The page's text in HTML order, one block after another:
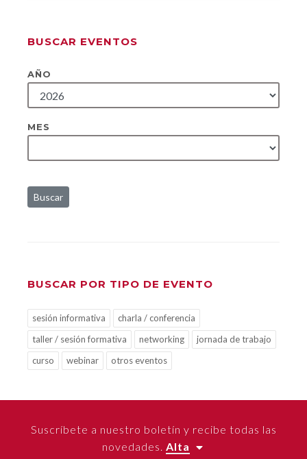
BUSCAR EVENTOS
AÑO
MES
Buscar
BUSCAR POR TIPO DE EVENTO
sesión informativa
charla / conferencia
taller / sesión formativa
networking
jornada de trabajo
curso
webinar otros eventos
Suscríbete a nuestro boletín y recibe todas las
novedades. Alta